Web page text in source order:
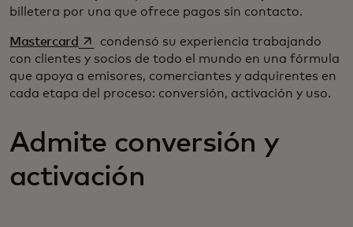
billetera por una que ofrece pagos sin contacto.
Mastercard se abre en una pestaña nueva
condensó su experiencia trabajando
con clientes y socios de todo el mundo en una fórmula
que apoya a emisores, comerciantes y adquirentes en
cada etapa del proceso: conversión, activación y uso.
Admite conversión y
activación